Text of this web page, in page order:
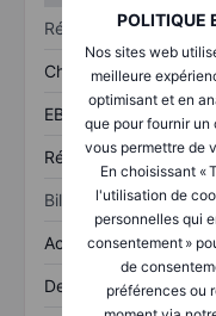
POLITIQUE
Nos sites web
meilleure
optimisant et en
que pour fournir
vous permettre de
En choisissant «
l'utilisation de
personnelles qui
consentement »
de
préférences ou
Résultats
Chiffre d’affaires
EBITDA
Résultat net
Bilan
Actifs totaux
Dette totale